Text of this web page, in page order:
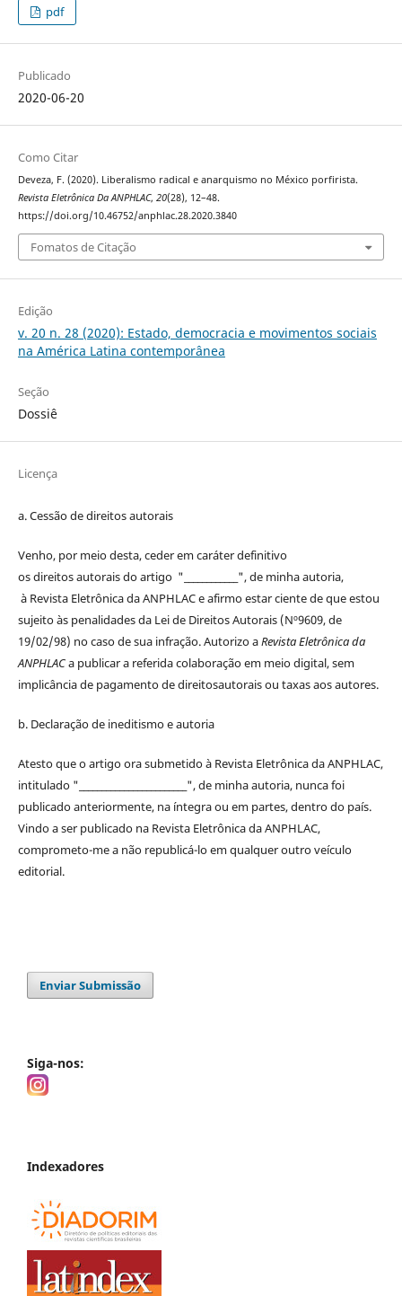
pdf
Publicado
2020-06-20
Como Citar
Deveza, F. (2020). Liberalismo radical e anarquismo no México porfirista.
Revista Eletrônica Da ANPHLAC, 20(28), 12–48.
https://doi.org/10.46752/anphlac.28.2020.3840
Fomatos de Citação
Edição
v. 20 n. 28 (2020): Estado, democracia e movimentos sociais
na América Latina contemporânea
Seção
Dossiê
Licença
a. Cessão dedireitosautorais
Venho, por meio desta, ceder em caráter definitivo
osdireitosautoraisdo artigo "____________", de minha autoria,
à Revista Eletrônica da ANPHLACe afirmo estar ciente de que estou
sujeito às penalidades da Lei de DireitosAutorais(Nº9609, de
19/02/98) no caso de sua infração. Autorizo aRevista Eletrônica da
ANPHLACa publicar a referida colaboração em meio digital, sem
implicância de pagamento dedireitosautoraisou taxas aos autores.
b. Declaração de ineditismo e autoria
Atesto que o artigo ora submetido à Revista Eletrônica da ANPHLAC,
intitulado "________________________", de minha autoria, nunca foi
publicado anteriormente, na íntegra ou em partes, dentrodo país.
Vindo a ser publicado na Revista Eletrônica da ANPHLAC,
comprometo-me a não republicá-lo em qualquer outro veículo
editorial.
Enviar Submissão
Siga-nos:
Indexadores